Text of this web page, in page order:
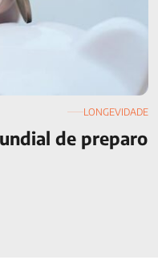
LONGEVIDADE
de preparo